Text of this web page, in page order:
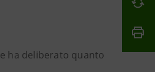
ha deliberato quanto